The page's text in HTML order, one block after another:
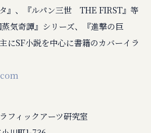
』、『ルパン三世 THE FIRST』等
気奇譚』シリーズ、『進撃の巨
にSF小説を中心に書籍のカバーイラ
フィックアーツ研究室